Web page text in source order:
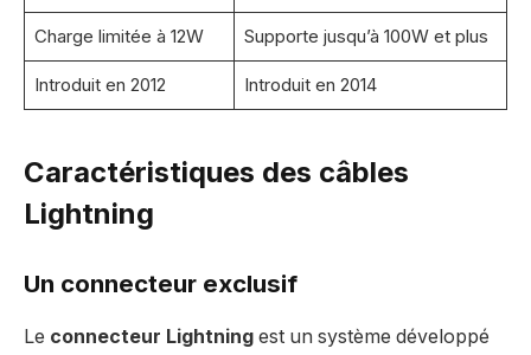
Charge limitée à 12W Supporte jusqu’à 100W et plus
Introduit en 2012 Introduit en 2014
Caractéristiques des câbles
Lightning
Un connecteur exclusif
Le connecteur Lightning est un système développé